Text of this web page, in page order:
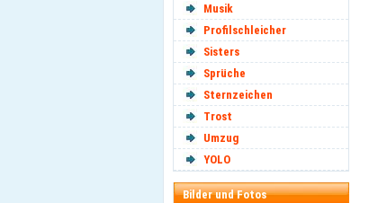
Musik
Profilschleicher
Sisters
Sprüche
Sternzeichen
Trost
Umzug
YOLO
Bilder und Fotos